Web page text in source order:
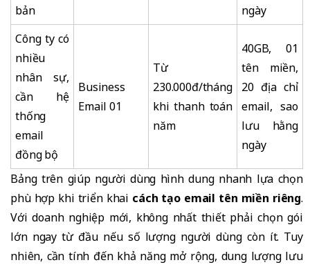
bản
ngày
Công ty có
nhiều
nhân sự,
cần hệ
thống
email
đồng bộ
Business
Email 01
Từ
230.000đ/tháng
khi thanh toán
năm
40GB, 01
tên miền,
20 địa chỉ
email, sao
lưu hằng
ngày
Bảng trên giúp người dùng hình dung nhanh lựa chọn
phù hợp khi triển khai cách tạo email tên miền riêng.
Với doanh nghiệp mới, không nhất thiết phải chọn gói
lớn ngay từ đầu nếu số lượng người dùng còn ít. Tuy
nhiên, cần tính đến khả năng mở rộng, dung lượng lưu